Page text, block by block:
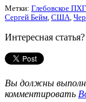
Метки: Глебовское ПХГ
Сергей Бейм, США,
Интересная
Вы должны
комментировать